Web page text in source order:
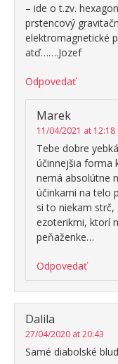
– ide o t.zv.
prstencový
elektromagnetické
atď…….Jozef
Odpovedať
Marek
11/04/2021 at 12:18
Tebe dobre
účinnejšia forma
nemá absolútne
účinkami na telo
si to niekam
ezoterikmi, ktorí
peňaženke…
Odpovedať
Dalila
27/04/2020 at 20:43
Samé diabolské